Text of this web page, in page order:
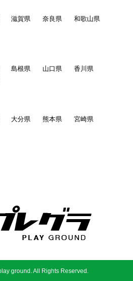
滋賀県 奈良県
和歌山県
島根県 山口県
香川県
大分県 熊本県
宮崎県
ground. All Rights Reserved.